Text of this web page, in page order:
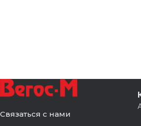
Связаться с нами